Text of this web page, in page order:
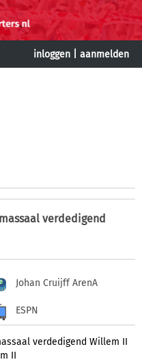
inloggen aanmelden
verdedigend
Johan Cruijff ArenA
ESPN
verdedigend Willem II
II